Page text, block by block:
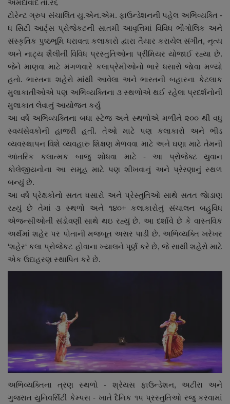
નાણાંકીય સમાચાર
સ્થાનિક સમાચાર
સ્પોર્ટ્સ
રાશિફળ
ગુનાખોરી
બોલિવૂડ
સ્વાસ્થ્ય
અમદાવાદ તા.ર૬
ટોરેન્ટ ગ્રુપ સંચાલિત યુ.એન.એમ. ફાઉન્ડેશનની પહેલ અભિવ્યક્તિ -
ધ સિટી આર્ટ્સ પ્રોજેકટની સાતમી આવૃત્તિમાં વિવિધ ભૌગોલિક અને
સંસ્કૃતિક પુષ્ઠભૂમિ ધરાવતા કલાકારો દ્વારા તૈયાર કરાયેલ સંગીત, નૃત્ય
અને નાટ્ય શૈલીની વિવિધ પ્રસ્તુતિઓના પ્રીમિયર યોજાઈ રહ્યા છે.
જેને માણવા માટે મંગળવારે કલાપ્રેમીઓનો ભારે ધસારો જાેવા મળ્યો
હતો. ભારતના શહેરો માંથી આવેલા અને ભારતની બહારના કેટલાક
મુલાકાતીઓએ પણ અભિવ્યક્તિના ૩ સ્થળોએ થઈ રહેલા પ્રદર્શનોની
મુલાકાત લેવાનું આયોજન કર્યું
આ વર્ષે અભિવ્યક્તિના બધા સ્ટેજ અને સ્થળોએ મળીને ૨૦૦ થી વધુ
સ્વયંસેવકોની હાજરી હતી. તેઓ માટે પણ કલાકારો અને ભીડ
વ્યવસ્થાપન વિશે વ્યવહારુ શિક્ષણ મેળવવા માટે અને ઘણા માટે તેમની
આંતરિક કલાત્મક બાજુ શોધવા માટે - આ પ્રોજેક્ટ યુવાન
કોલેજીયનોના આ સમૂહ માટે પણ શીખવાનું અને પ્રેરણાનું સ્થળ
બન્યું છે.
આ વર્ષે પ્રેક્ષકોનો સતત ધસારો અને પ્રેસ્તુતિઓ સાથે સતત જાેડાણ
રહ્યું છે તેમાં ૩ સ્થળો અને ૧૪૦+ કલાકારોનું સંચાલન બહુવિધ
એજન્સીઓની સંડોવણી સાથે થઇ રહ્યું છે. આ દર્શાવે છે કે વાસ્તવિક
અર્થમાં શહેર પર પોતાની મજબૂત અસર પાડી છે. અભિવ્યક્તિ ખરેખર
‘શહેર‘ કલા પ્રોજેકટ હોવાના ખ્યાલને પૂર્ણ કરે છે, જે સાથી શહેરો માટે
એક ઉદાહરણ સ્થાપિત કરે છે.
અભિવ્યક્તિના ત્રણ સ્થળો - શ્રેયસ ફાઉન્ડેશન, અટીરા અને
ગુજરાત યુનિવર્સિટી કેમ્પસ - ખાતે દૈનિક ૧૫ પ્રસ્તુતિઓ રજુ કરવામાં